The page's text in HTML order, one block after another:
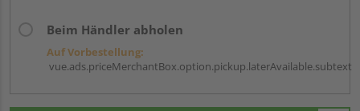
Beim Händler abholen
Auf Vorbestellung:
vue.ads.priceMerchantBox.option.pickup.laterAvailable.subtext